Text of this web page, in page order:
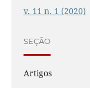
v. 11 n. 1 (2020)
SEÇÃO
Artigos